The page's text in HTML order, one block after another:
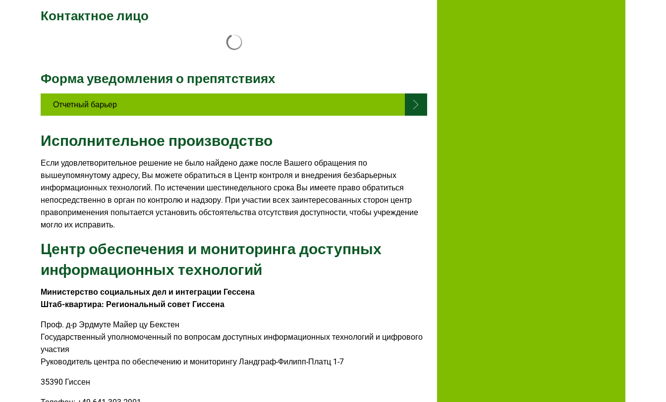
Контактное лицо
Форма уведомления о препятствиях
Отчетный барьер
Исполнительное производство
Если удовлетворительное решение не было найдено даже после Вашего обращения по
вышеупомянутому адресу, Вы можете обратиться в Центр контроля и внедрения безбарьерных
информационных технологий. По истечении шестинедельного срока Вы имеете право обратиться
непосредственно в орган по контролю и надзору. При участии всех заинтересованных сторон центр
правоприменения попытается установить обстоятельства отсутствия доступности, чтобы учреждение
могло их исправить.
Центр обеспечения и мониторинга доступных
информационных технологий
Министерство социальных дел и интеграции Гессена
Штаб-квартира: Региональный совет Гиссена
Проф. д-р Эрдмуте Майер цу Бекстен
Государственный уполномоченный по вопросам доступных информационных технологий и цифрового
участия
Руководитель центра по обеспечению и мониторингу Ландграф-Филипп-Платц 1-7
35390 Гиссен